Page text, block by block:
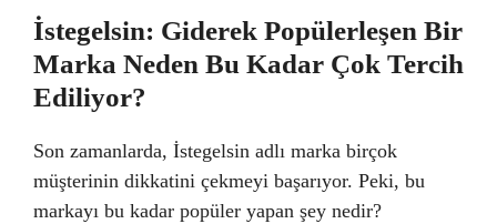
İstegelsin: Giderek Popülerleşen Bir
Marka Neden Bu Kadar Çok Tercih
Ediliyor?
Son zamanlarda, İstegelsin adlı marka birçok
müşterinin dikkatini çekmeyi başarıyor. Peki, bu
markayı bu kadar popüler yapan şey nedir?